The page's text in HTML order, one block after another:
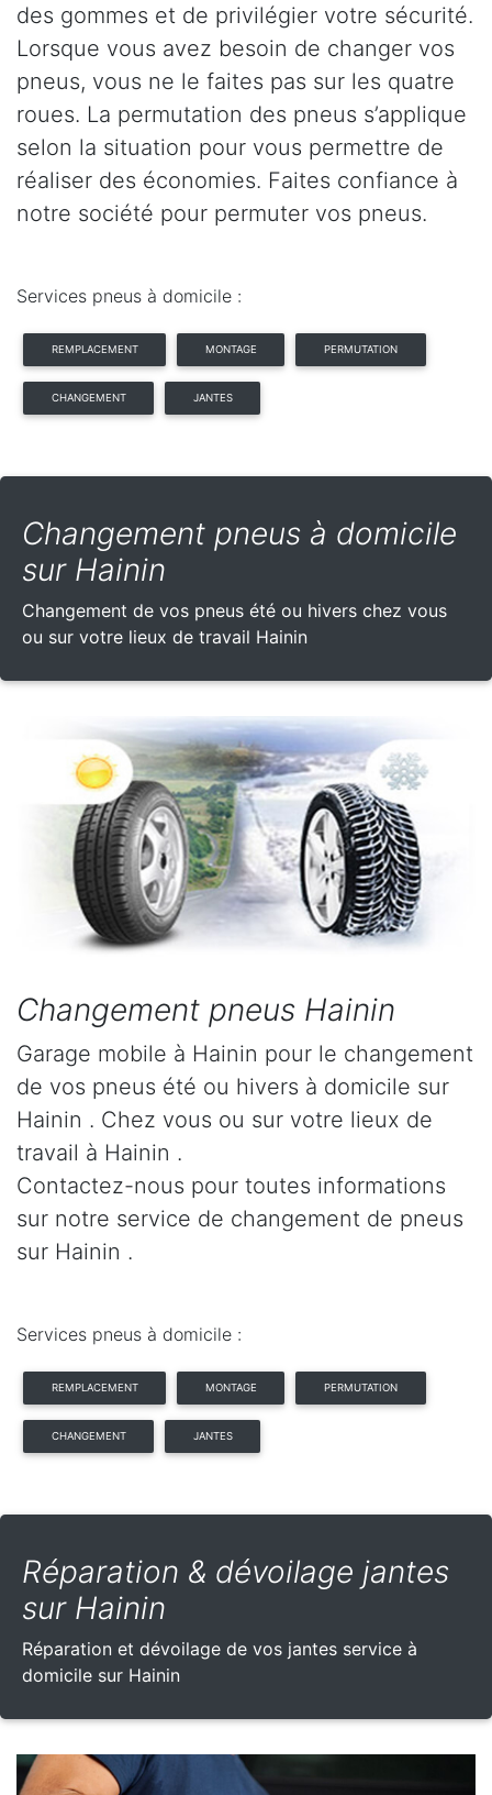
des gommes et de privilégier votre sécurité.
Lorsque vous avez besoin de changer vos
pneus, vous ne le faites pas sur les quatre
roues. La permutation des pneus s’applique
selon la situation pour vous permettre de
réaliser des économies. Faites confiance à
notre société pour permuter vos pneus.
Services pneus à domicile :
REMPLACEMENT MONTAGE PERMUTATION
CHANGEMENT JANTES
Changement pneus à domicile
sur Hainin
Changement de vos pneus été ou hivers chez vous
ou sur votre lieux de travail Hainin
Changement pneus Hainin
Garage mobile à Hainin pour le changement
de vos pneus été ou hivers à domicile sur
Hainin . Chez vous ou sur votre lieux de
travail à Hainin .
Contactez-nous pour toutes informations
sur notre service de changement de pneus
sur Hainin .
Services pneus à domicile :
REMPLACEMENT MONTAGE PERMUTATION
CHANGEMENT JANTES
Réparation & dévoilage jantes
sur Hainin
Réparation et dévoilage de vos jantes service à
domicile sur Hainin